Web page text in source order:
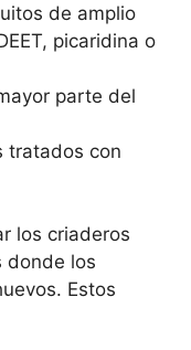
de amplio
picaridina o
parte del
tratados con
los criaderos
donde los
Estos